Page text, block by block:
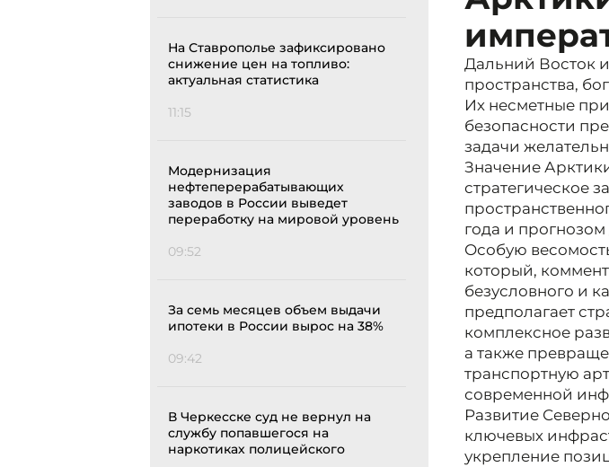
На Ставрополье зафиксировано
снижение цен на топливо:
актуальная статистика
11:15
Модернизация
нефтеперерабатывающих
заводов в России выведет
переработку на мировой уровень
09:52
За семь месяцев объем выдачи
ипотеки в России вырос на 38%
09:42
В Черкесске суд не вернул на
службу попавшегося на
наркотиках полицейского
Дальний Восток
пространства,
Их несметные
безопасности
задачи
Значение
стратегическое
года и прогнозом
Особую
который,
безусловного и
предполагает
комплексное
а также
транспортную
современной
Развитие
ключевых
укрепление